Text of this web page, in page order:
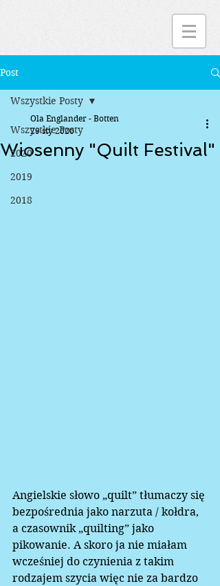
Post
Wszystkie Posty
2020
2019
2018
Wszystkie Posty
Wiosenny "Quilt Festival"
Ola Englander - Botten
29 sty 2020
Angielskie słowo „quilt” tłumaczy się
bezpośrednia jako narzuta / kołdra,
a czasownik „quilting” jako
pikowanie. A skoro ja nie miałam
wcześniej do czynienia z takim
rodzajem szycia więc nie za bardzo